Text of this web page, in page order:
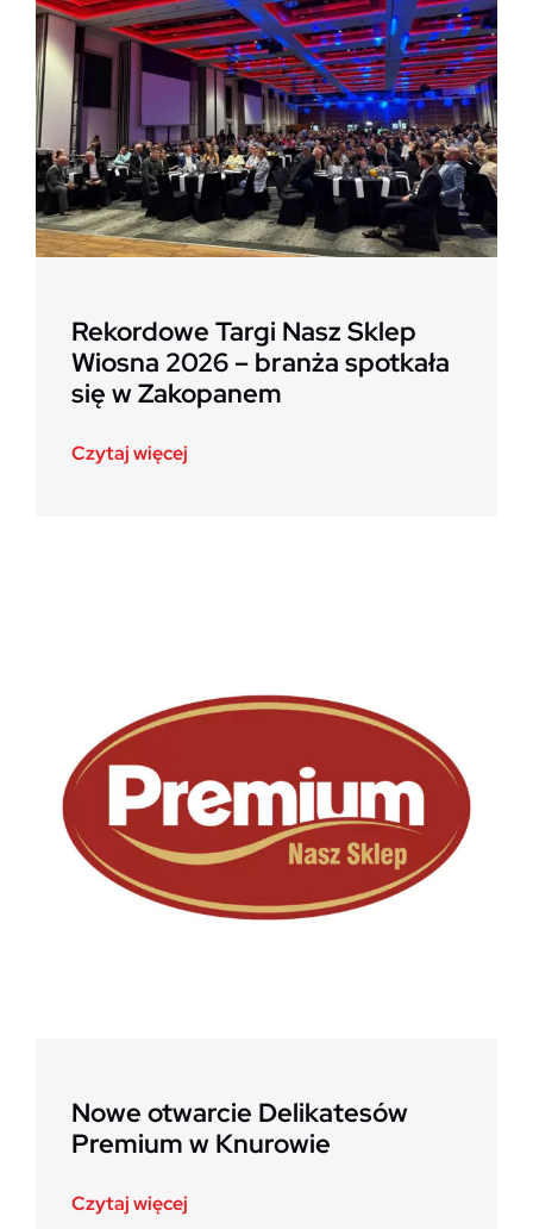
Kariera
Rekordowe Targi Nasz Sklep
Wiosna 2026 – branża spotkała
się w Zakopanem
Czytaj więcej
Nowe otwarcie Delikatesów
Premium w Knurowie
Czytaj więcej